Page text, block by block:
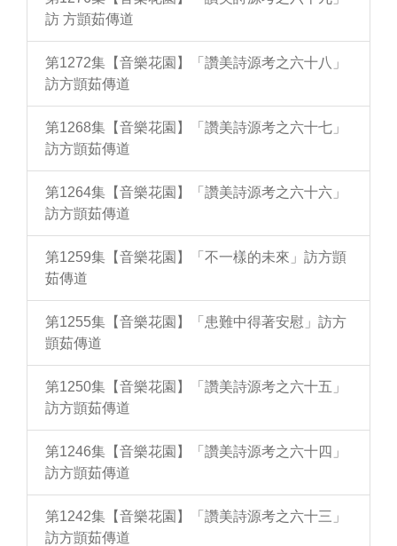
訪 方顗茹傳道
第1272集【音樂花園】「讚美詩源考之六十八」
訪方顗茹傳道
第1268集【音樂花園】「讚美詩源考之六十七」
訪方顗茹傳道
第1264集【音樂花園】「讚美詩源考之六十六」
訪方顗茹傳道
第1259集【音樂花園】「不一樣的未來」訪方顗
茹傳道
第1255集【音樂花園】「患難中得著安慰」訪方
顗茹傳道
第1250集【音樂花園】「讚美詩源考之六十五」
訪方顗茹傳道
第1246集【音樂花園】「讚美詩源考之六十四」
訪方顗茹傳道
第1242集【音樂花園】「讚美詩源考之六十三」
訪方顗茹傳道